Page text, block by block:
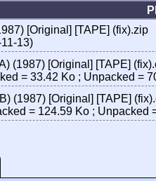
[Original] [TAPE] (fix).zip
13)
(1987) [Original] [TAPE]
= 33.42 Ko ; Unpacked =
(1987) [Original] [TAPE]
= 124.59 Ko ; Unpacked